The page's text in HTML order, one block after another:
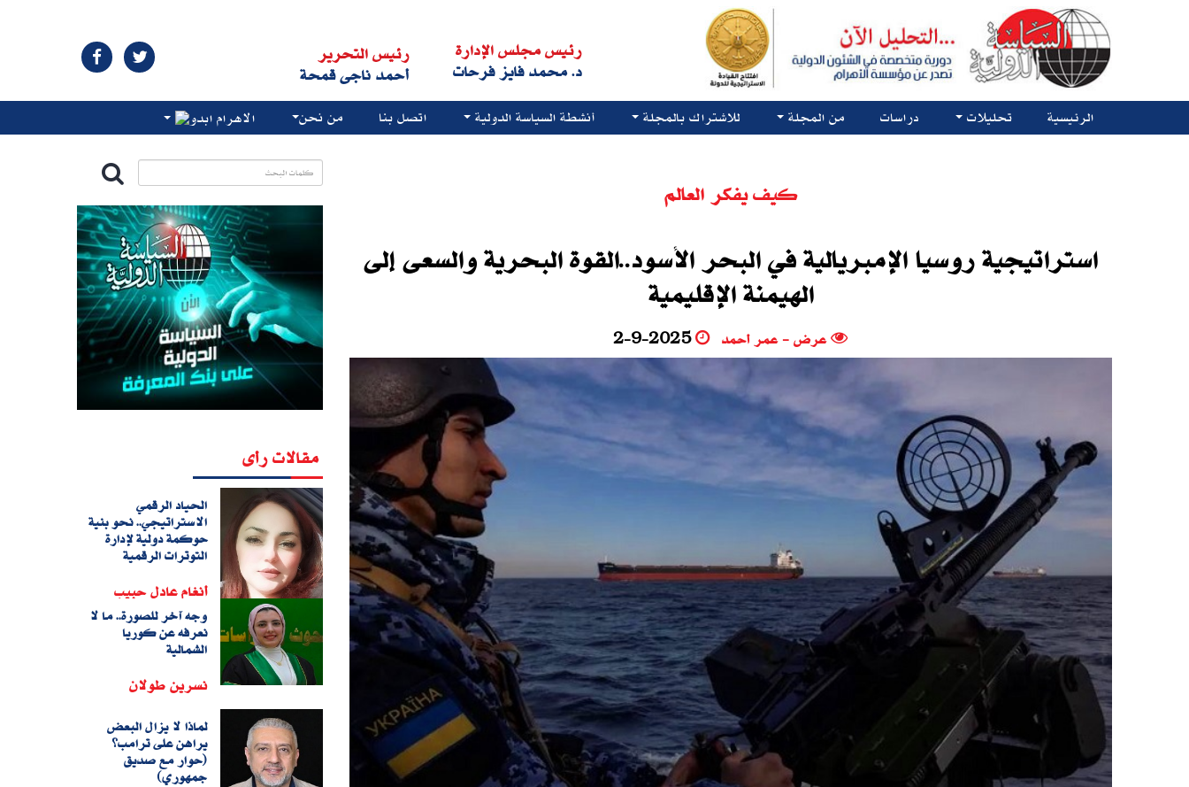
رئيس مجلس الإدارة
د. محمد فايز فرحات
رئيس التحرير
أحمد ناجى قمحة
الرئيسية تحليلات دراسات من المجلة للاشتراك بالمجلة أنشطة السياسة الدولية اتصل بنا من نحن الاهرام ابدو
كيف يفكر العالم
استراتيجية روسيا الإمبريالية في البحر الأسود..القوة البحرية والسعى إلى
الهيمنة الإقليمية
عرض - عمر أحمد 2-9-2025
مقالات رأى
الحياد الرقمي
الاستراتيجي.. نحو بنية
حوكمة دولية لإدارة
التوترات الرقمية
أنغام عادل حبيب
وجه آخر للصورة.. ما لا
نعرفه عن كوريا
الشمالية
نسرين طولان
لماذا لا يزال البعض
يراهن على ترامب؟
(حوار مع صديق
جمهوري)